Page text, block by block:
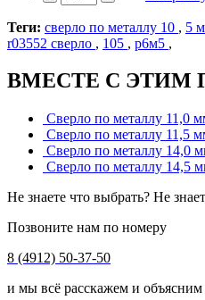
Теги: сверло по металлу 10 , 5
r03552 сверло , 105 , р6м5 ,
ВМЕСТЕ С ЭТИМ
Сверло по металлу 11,0
Сверло по металлу 11,5
Сверло по металлу 14,0
Сверло по металлу 14,5
Не знаете что выбрать? Не
Позвоните нам по номеру
8 (4912) 50-37-50
и мы всё расскажем и объясним